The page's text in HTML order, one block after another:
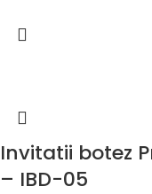
Invitatii botez
– IBD-05